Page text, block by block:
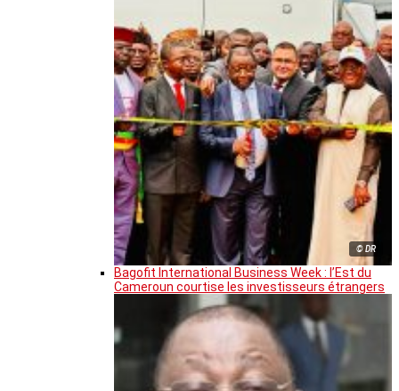
© DR
Bagofit International Business Week : l’Est du
Cameroun courtise les investisseurs étrangers